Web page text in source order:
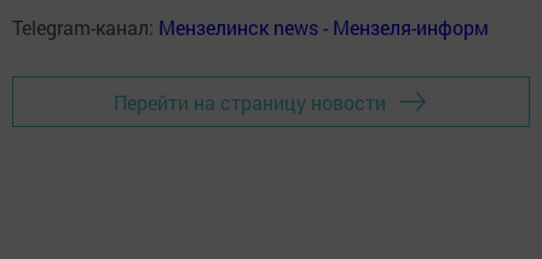
Telegram-канал: Мензелинск news - Мензеля-информ
Перейти на страницу новости